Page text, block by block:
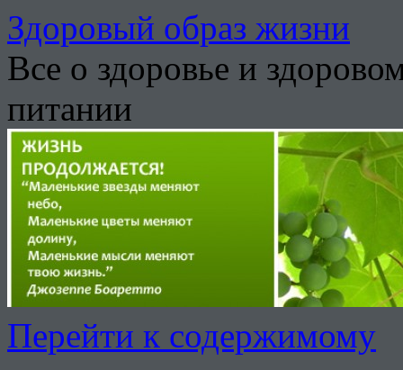
Здоровый образ жизни
Все о здоровье и
питании
Перейти к содержимому